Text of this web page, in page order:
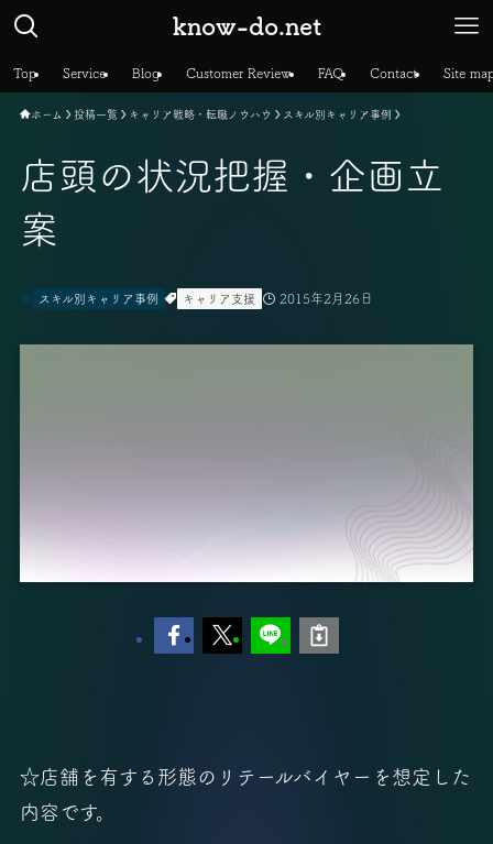
know-do.net
Top Service Blog Customer Review FAQ Contact Site
ホーム 投稿一覧 キャリア戦略・転職ノウハウ スキル別キャリア事例
店頭の状況把握・企画立
案
スキル別キャリア事例 キャリア支援 2015年2月26日
☆店舗を有する形態のリテールバイヤーを想定した
内容です。